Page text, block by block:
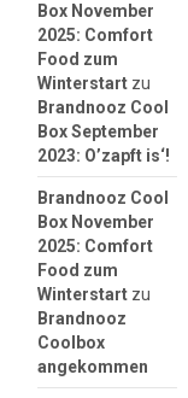
Box November
2025: Comfort
Food zum
Winterstartzu
Brandnooz Cool
Box September
2023: O’zapft is‘!
Brandnooz Cool
Box November
2025: Comfort
Food zum
Winterstartzu
Brandnooz
Coolbox
angekommen